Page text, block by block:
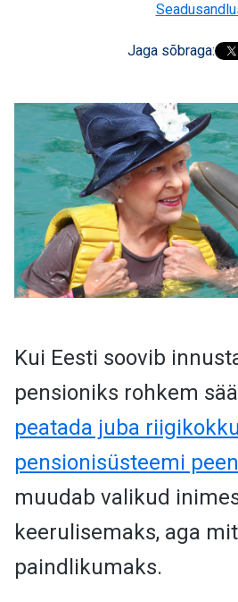
Jaga sõbraga:
Kui Eesti soovib
pensioniks rohkem
peatada juba
pensionisüsteemi
muudab valikud
keerulisemaks, aga
paindlikumaks.